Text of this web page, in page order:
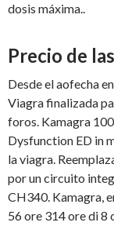
dosis máxima..
Precio de
Desde el aofecha
Viagra finalizada
foros. Kamagra
Dysfunction ED in
la viagra.
por un circuito
CH340. Kamagra,
56 ore 314 ore di 8